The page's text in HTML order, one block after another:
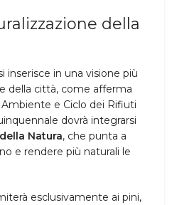
della
in una visione più
della città, come afferma
Ambiente e Ciclo dei Rifiuti
dovrà integrarsi
Natura, che punta a
e rendere più naturali le
esclusivamente ai pini,